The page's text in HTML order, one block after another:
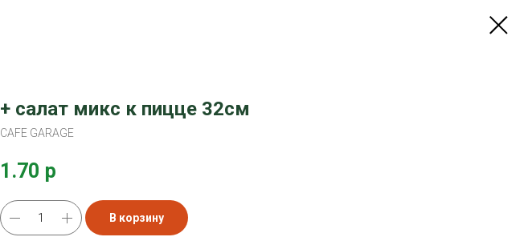
+ салат микс к пицце 32см
CAFE GARAGE
1.70 р
В корзину